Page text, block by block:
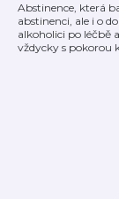
Abstinence, která
abstinenci, ale i o
alkoholici po léčbě
vždycky s pokorou